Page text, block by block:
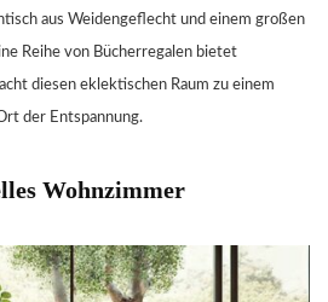
aus Weidengeflecht und einem großen
Reihe von Bücherregalen bietet
diesen eklektischen Raum zu einem
der Entspannung.
Wohnzimmer